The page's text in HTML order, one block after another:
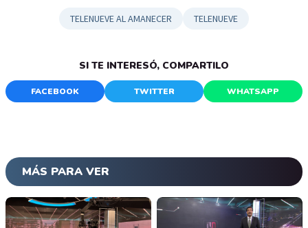
TELENUEVE AL AMANECER TELENUEVE
SI TE INTERESÓ, COMPARTILO
FACEBOOK TWITTER WHATSAPP
MÁS PARA VER